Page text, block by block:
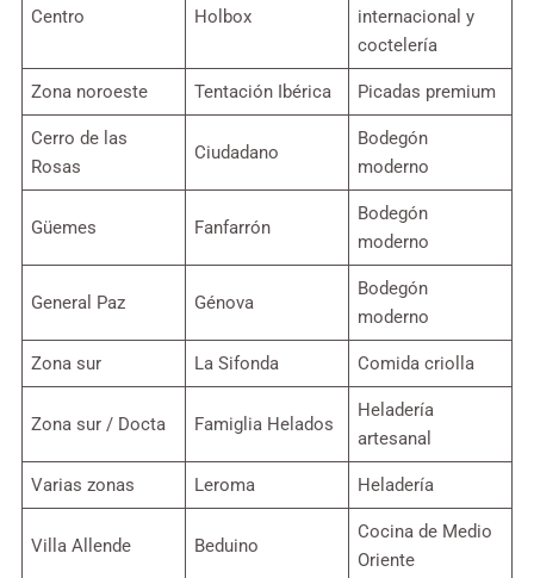
Centro Holbox
internacional y
coctelería
Zona noroeste Tentación Ibérica Picadas premium
Cerro de las
Rosas
Ciudadano
Bodegón
moderno
Güemes Fanfarrón
Bodegón
moderno
General Paz Génova
Bodegón
moderno
Zona sur La Sifonda Comida criolla
Zona sur / Docta Famiglia Helados
Heladería
artesanal
Varias zonas Leroma Heladería
Villa Allende Beduino
Cocina de Medio
Oriente